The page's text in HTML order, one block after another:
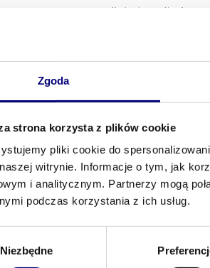
Zgoda
strona korzysta z plików cookie
pliki cookie do
witrynie. Informacje o tym, jak
i analitycznym. Partnerzy mogą
podczas korzystania z ich usług.
Niezbędne
consectetuer adipiscing elit.
nulla ut metus varius laoreet.
Etiam rhoncus. Maecenas
nunc, blandit vel, luctus
Nullam quis ante. Etiam sit
consequat, leo eget bibendum